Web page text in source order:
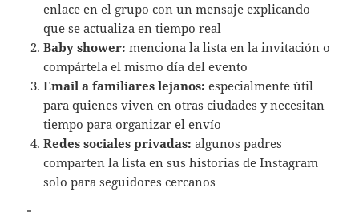
enlace en el grupo con un mensaje explicando
que se actualiza en tiempo real
Baby shower: menciona la lista en la invitación o
compártela el mismo día del evento
Email a familiares lejanos: especialmente útil
para quienes viven en otras ciudades y necesitan
tiempo para organizar el envío
Redes sociales privadas: algunos padres
comparten la lista en sus historias de Instagram
solo para seguidores cercanos